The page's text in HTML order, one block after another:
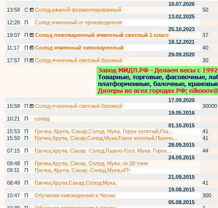
16.07.2026
13:58
С Солод ржаной ферментированный
50
13.02.2025
12:28
П
Солод ячменный от производителя
25.10.2023
19:07
П Солод пивоваренный ячменный светлый 1 класс
37
18.12.2021
11:17
П Солод ячменный пивоваренный
40
29.09.2020
17:57
П Солод ячменный светлый базовый 30
17.09.2020
15:58
П Солод ячменный светлый базовый
30000
19.05.2016
10:21
П
солод
01.10.2015
15:53
П Гречка, Крупа, Сахар,Солод, Мука, Горох колотый,Пш...
41
15:50
П Гречка,Крупа, Сахар,Солод,Мука,Горох колотый,Пшено...
41
28.09.2015
07:15
П Гречка,Крупа, Сахар, Солод,Пшено Гост, Мука, Горох...
44
24.09.2015
09:48
П
Гречка,Крупа, Сахар, Солод, Мука, от 20 тонн
09:11
П
Гречка, Крупа, Сахар, Солод,Мука,оПт
21.09.2015
08:49
П Гречка,Крупа,Сахар,Солод,Мука.
41
19.08.2015
10:47
П Обучение пивоварению в Чехии.
300
05.08.2015